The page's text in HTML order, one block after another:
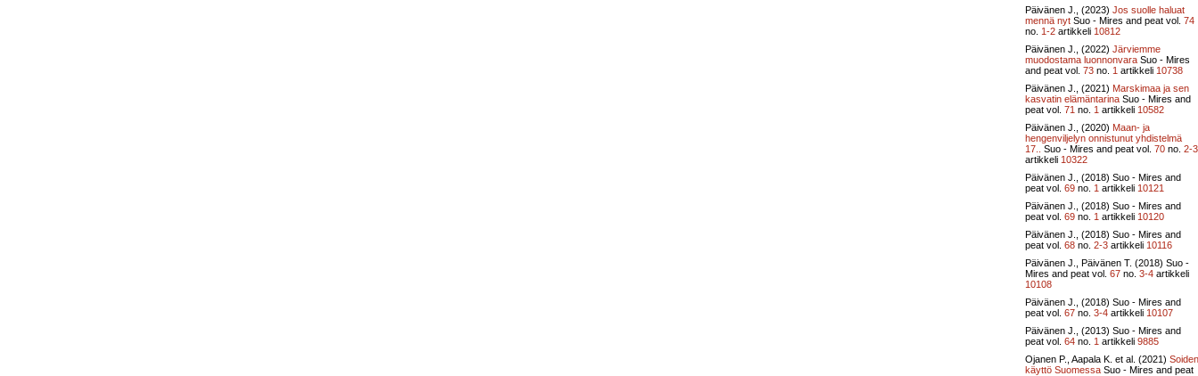
Päivänen J., (2023) Jos suolle haluat
mennä nyt Suo - Mires and peat vol. 74
no. 1-2 artikkeli 10812
Päivänen J., (2022) Järviemme
muodostama luonnonvara Suo - Mires
and peat vol. 73 no. 1 artikkeli 10738
Päivänen J., (2021) Marskimaa ja sen
kasvatin elämäntarina Suo - Mires and
peat vol. 71 no. 1 artikkeli 10582
Päivänen J., (2020) Maan- ja
hengenviljelyn onnistunut yhdistelmä
17..
Suo - Mires and peat vol. 70 no. 2-3
artikkeli 10322
Päivänen J., (2018) Suo - Mires and
peat vol. 69 no. 1 artikkeli 10121
Päivänen J., (2018) Suo - Mires and
peat vol. 69 no. 1 artikkeli 10120
Päivänen J., (2018) Suo - Mires and
peat vol. 68 no. 2-3 artikkeli 10116
Päivänen J., Päivänen T. (2018) Suo -
Mires and peat vol. 67 no. 3-4 artikkeli
10108
Päivänen J., (2018) Suo - Mires and
peat vol. 67 no. 3-4 artikkeli 10107
Päivänen J., (2013) Suo - Mires and
peat vol. 64 no. 1 artikkeli 9885
Ojanen P., Aapala K. et al. (2021) Soiden
käyttö Suomessa Suo - Mires and peat